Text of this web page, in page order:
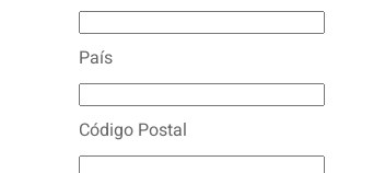
País
Código Postal